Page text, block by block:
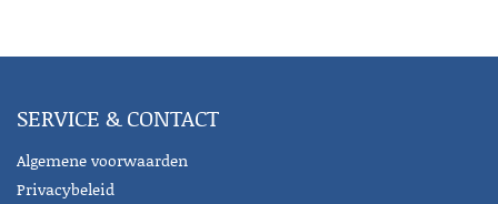
SERVICE & CONTACT
Algemene voorwaarden
Privacybeleid